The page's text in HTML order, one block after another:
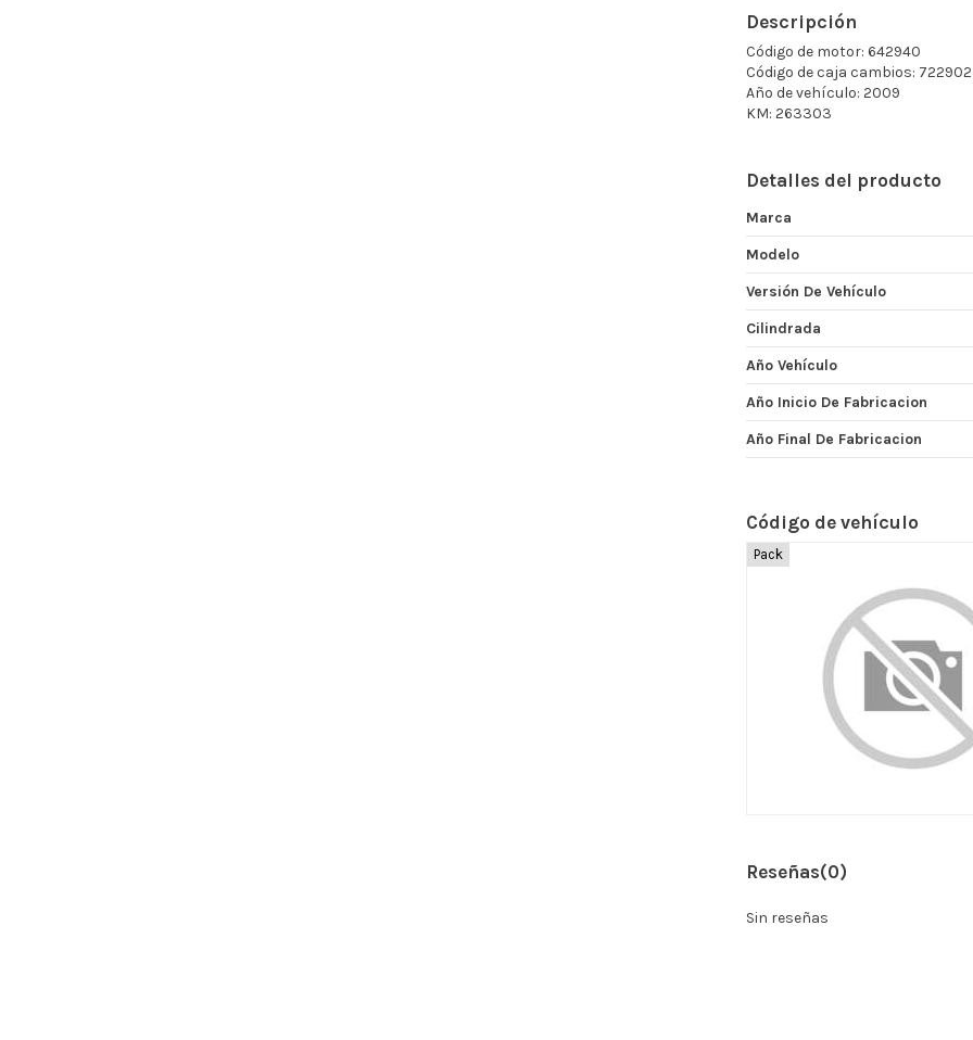
Descripción
Código de motor: 642940
Código de caja cambios: 722902
Año de vehículo: 2009
KM: 263303
Detalles del producto
Marca
Modelo
Versión De Vehículo
Cilindrada
Año Vehículo
Año Inicio De Fabricacion
Año Final De Fabricacion
Código de vehículo
Pack
Reseñas(0)
Sin reseñas